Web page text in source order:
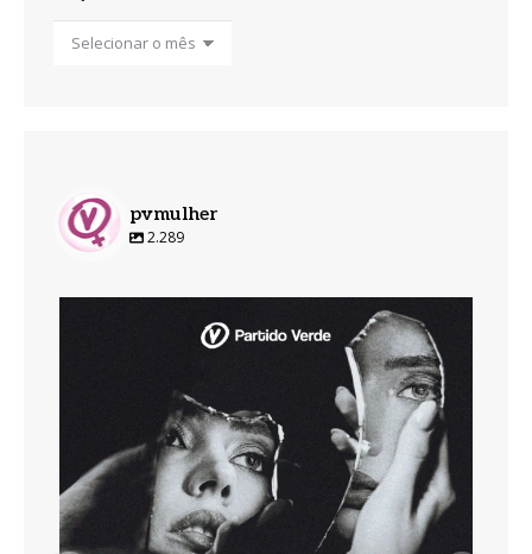
pvmulher
2.289
Ago 7